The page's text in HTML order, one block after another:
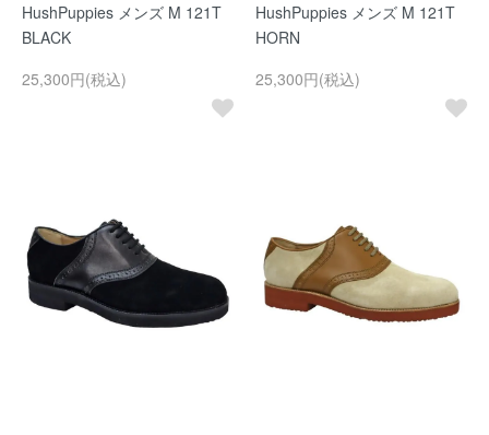
HushPuppies メンズ M 121T
BLACK
25,300円(税込)
HushPuppies メンズ M 121T
HORN
25,300円(税込)